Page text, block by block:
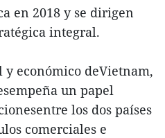
en 2018 y se dirigen
integral.
y económico deVietnam,
un papel
los dos países
comerciales e